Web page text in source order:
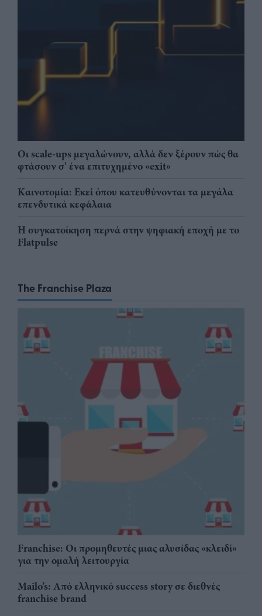
Οι scale-ups μεγαλώνουν, αλλά δεν ξέρουν πώς θα
φτάσουν σ' ένα επιτυχημένο «exit»
Καινοτομία: Εκεί όπου κατευθύνονται τα μεγάλα
επενδυτικά κεφάλαια
Η συγκατοίκηση περνά στην ψηφιακή εποχή με το
Flatpulse
The Franchise Plaza
Franchise: Οι προμηθευτές μιας αλυσίδας «κλειδί»
για την ομαλή λειτουργία
Mailo’s: Από ελληνικό success story σε διεθνές
franchise brand